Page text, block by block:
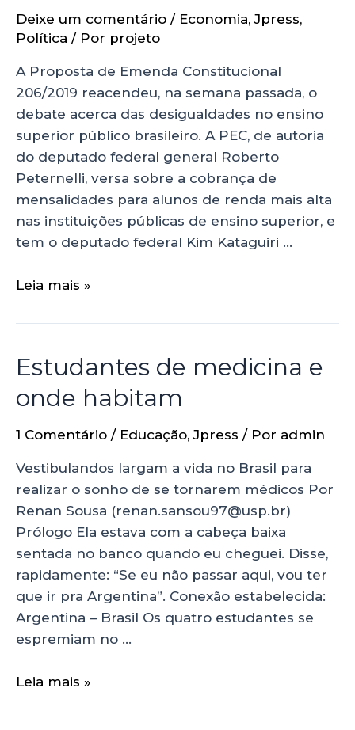
Deixe um comentário / Economia,Jpress,
Política / Por projeto
A Proposta de Emenda Constitucional
206/2019 reacendeu, na semana passada, o
debate acerca das desigualdades no ensino
superior público brasileiro. A PEC, de autoria
do deputado federal general Roberto
Peternelli, versa sobre a cobrança de
mensalidades para alunos de renda mais alta
nas instituições públicas de ensino superior, e
tem o deputado federal Kim Kataguiri …
Leia mais »
Estudantes de medicina e
onde habitam
1 Comentário / Educação,Jpress / Por admin
Vestibulandos largam a vida no Brasil para
realizar o sonho de se tornarem médicos Por
Renan Sousa (renan.sansou97@usp.br)
Prólogo Ela estava com a cabeça baixa
sentada no banco quando eu cheguei. Disse,
rapidamente: “Se eu não passar aqui, vou ter
que ir pra Argentina”. Conexão estabelecida:
Argentina – Brasil Os quatro estudantes se
espremiam no …
Leia mais »